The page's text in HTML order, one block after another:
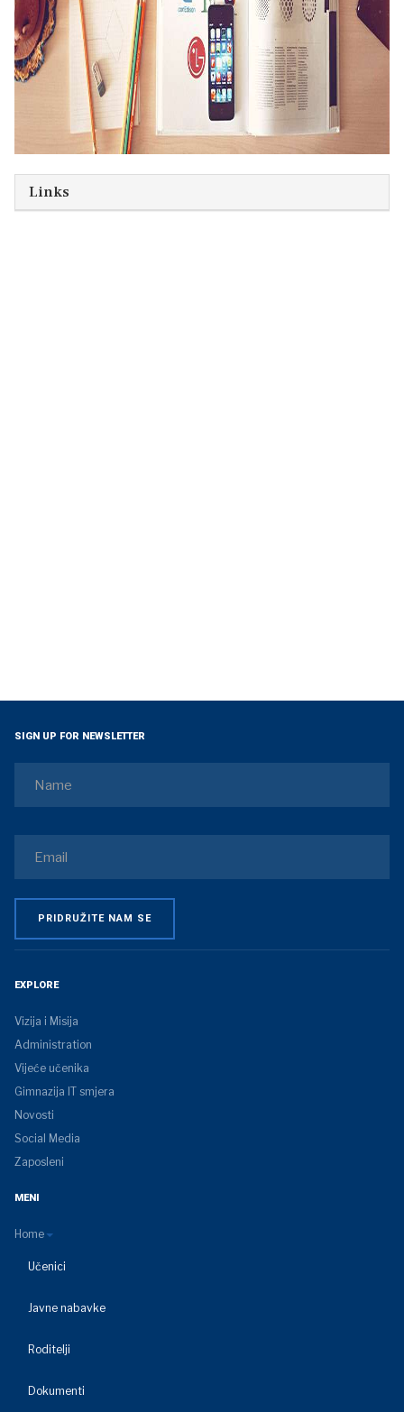
Links
SIGN UP FOR NEWSLETTER
EXPLORE
Vizija i Misija
Administration
Vijeće učenika
Gimnazija IT smjera
Novosti
Social Media
Zaposleni
MENI
Home
Učenici
Javne nabavke
Roditelji
Dokumenti